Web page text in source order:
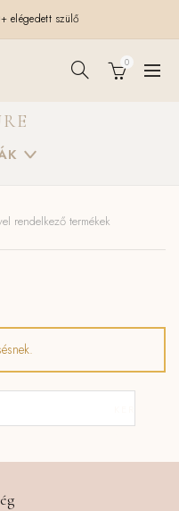
elégedett szülő
0
rendelkező termékek